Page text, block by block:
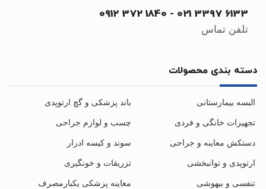
021 3397 6133
-
0912 372 1840
تلفن تماس
دسته بندی محصولات
البسه بیمارستانی باند پزشکی و گچ ارتوپدی
تجهیزات خانگی و فردی چسب و لوازم جراحی
دستکش معاینه و جراحی سوند و کیسه ادرار
ارتوپدی و توانبخشی تزریقات و خونگیری
تنفسی و بیهوشی معاینه پزشکی یکبارمصرف